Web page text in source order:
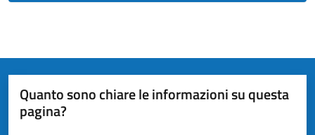
Quanto sono chiare le informazioni su questa
pagina?